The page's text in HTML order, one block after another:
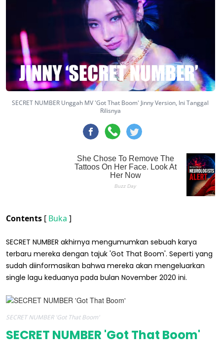
SECRET NUMBER Unggah MV 'Got That Boom' Jinny Version, Ini Tanggal
Rilisnya
Contents [ Buka ]
SECRET NUMBER akhirnya mengumumkan sebuah karya
terbaru mereka dengan tajuk 'Got That Boom'. Seperti yang
sudah diinformasikan bahwa mereka akan mengeluarkan
single lagu keduanya pada bulan November 2020 ini.
SECRET NUMBER 'Got That Boom'
SECRET NUMBER 'Got That Boom'